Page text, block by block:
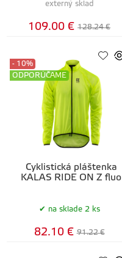
externý sklad
109.00 € 128.24 €
Cyklistická pláštenka
KALAS RIDE ON Z fluo
- 10%
ODPORÚČAME
na sklade 2 ks
82.10 € 91.22 €